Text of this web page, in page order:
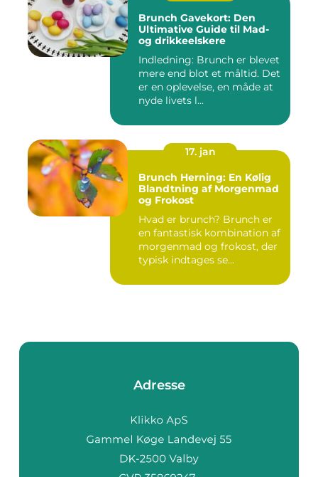
Brunch Gavekort: Den
Ultimative Guide til Mad-
og drikkeelskere
Indledning: Brunch er blevet
mere end blot et måltid. Det
er en oplevelse, en måde at
nyde livets l...
17. jan
Brunch Herning: En Kølig
Blandtning af Morgenmad
og Frokost
Hvad er brunch? Brunch er
en fantastisk kombination af
morgenmad og frokost, der
typisk indtages se...
Adresse